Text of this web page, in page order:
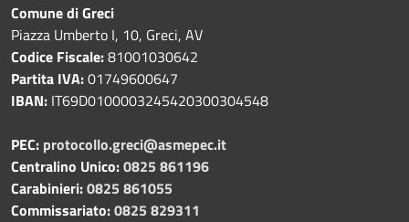
Comune di Greci
Piazza Umberto I, 10, Greci, AV
Codice Fiscale:81001030642
Partita IVA:01749600647
IBAN: IT69D0100003245420300304548
PEC: protocollo.greci@asmepec.it
Centralino Unico:0825 861196
Carabinieri:0825 861055
Commissariato:0825 829311